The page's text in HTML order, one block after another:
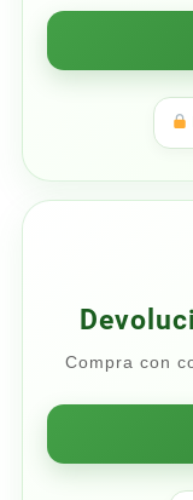
Compra con